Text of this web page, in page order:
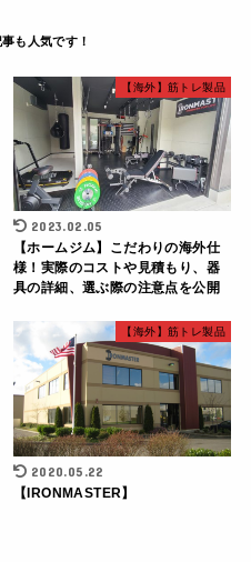
【海外】筋トレ製品
2023.02.05
【ホームジム】こだわりの海外仕
様！実際のコストや見積もり、器
具の詳細、選ぶ際の注意点を公開
【海外】筋トレ製品
2020.05.22
【IRONMASTER】